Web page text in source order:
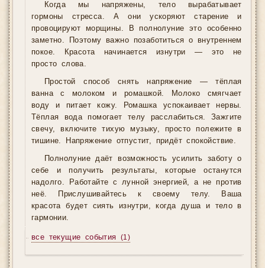
Когда мы напряжены, тело вырабатывает
гормоны стресса. А они ускоряют старение и
провоцируют морщины. В полнолуние это особенно
заметно. Поэтому важно позаботиться о внутреннем
покое. Красота начинается изнутри — это не
просто слова.
Простой способ снять напряжение — тёплая
ванна с молоком и ромашкой. Молоко смягчает
воду и питает кожу. Ромашка успокаивает нервы.
Тёплая вода помогает телу расслабиться. Зажгите
свечу, включите тихую музыку, просто полежите в
тишине. Напряжение отпустит, придёт спокойствие.
Полнолуние даёт возможность усилить заботу о
себе и получить результаты, которые останутся
надолго. Работайте с лунной энергией, а не против
неё. Прислушивайтесь к своему телу. Ваша
красота будет сиять изнутри, когда душа и тело в
гармонии.
все текущие события (1)